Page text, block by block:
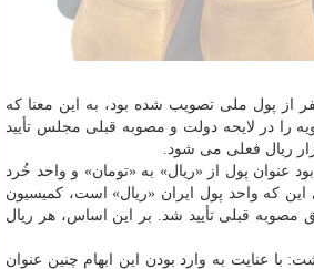
اقتصادی مجلس افزود: البته در لایحه دولت و مصوبه قبلی مجلس، حذف ۴ صفر از پول ملی تصویب شده بود، به این معنا که
همین رویه را در لایحه دولت و مصوبه قبلی مجلس تأیید
عنوان پول از «ریال» به «تومان» و واحد خُرد
(الف) ماده ۵۸ قانون بانک مرکزی بر مبنای این که واحد پول ایران «ریال» است، کمیسیون
مصوبه قبلی تأیید شد. بر این اساس، هر ریال
با عنایت به وارد بودن این ابهام چنین عنوان